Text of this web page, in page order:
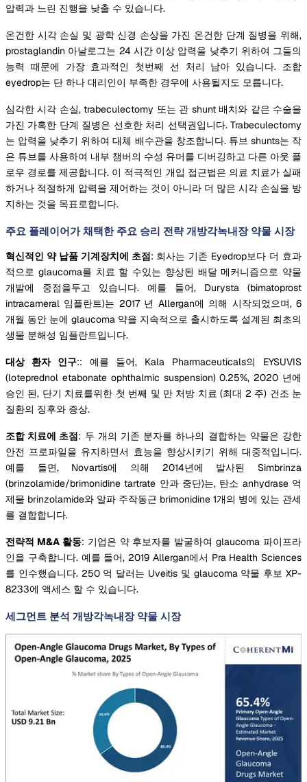
압력과 느린 진행을 낮출 수 있습니다.
온건한 시각 손실 및 광학 신경 손상을 가진 온건한 단계 질병을 위해,
prostaglandin 아날로그는 24 시간 이상 압력을 낮추기 위하여 그들의
능력 때문에 가장 효과적인 첫번째 선 처리 남아 있습니다. 조합
eyedrop는 단 하나 대리인이 부족한 경우에 사용될지도 모릅니다.
심각한 시각 손실, trabeculectomy 또는 관 shunt 배치와 같은 수술을
가진 가혹한 단계 질병은 선호한 처리 선택권입니다. Trabeculectomy
는 압력을 낮추기 위하여 대체 배수관을 창조합니다. 튜브 shunts는 작
은 튜브를 사용하여 내부 챔버의 수성 유머를 디버깅하고 다른 아웃 플
로우 경로를 제공합니다. 이 적극적인 개입 접근법은 의료 치료가 실패
하거나 적절하게 압력을 제어하는 것이 아니라 더 많은 시각 손실을 방
지하는 것을 목표로합니다.
주요 플레이어가 채택한 주요 승리 전략 개방각녹내장 약물 시장
혁신적인 약 납품 기계장치에 초점: 회사는 기존 Eyedrop보다 더 효과
적으로 glaucoma를 치료 할 수있는 향상된 배달 메커니즘으로 약물
개발에 중점을두고 있습니다. 예를 들어, Durysta (bimatoprost
intracameral 임플란트)는 2017 년 Allergan에 의해 시작되었으며, 6
개월 동안 눈에 glaucoma 약을 지속적으로 출시하도록 설계된 최초의
생물 분해성 임플란트입니다.
대상 환자 인구:: 예를 들어, Kala Pharmaceuticals의 EYSUVIS
(loteprednol etabonate ophthalmic suspension) 0.25%, 2020 년에
승인 된, 단기 치료를위한 첫 번째 및 만 처방 치료 (최대 2 주) 건조 눈
질환의 징후와 증상.
조합 치료에 초점: 두 개의 기존 분자를 하나의 결합하는 약물은 강한
안전 프로파일을 유지하면서 효능을 향상시키기 위해 대중적입니다.
예를 들면, Novartis에 의해 2014년에 발사된 Simbrinza
(brinzolamide/brimonidine tartrate 안과 중단)는, 탄소 anhydrase 억
제물 brinzolamide와 알파 주작동근 brimonidine 1개의 병에 있는 관세
를 결합합니다.
전략적 M&A 활동: 기업은 약 후보자를 발굴하여 glaucoma 파이프라
인을 구축합니다. 예를 들어, 2019 Allergan에서 Pra Health Sciences
를 인수했습니다. 250 억 달러는 Uveitis 및 glaucoma 약물 후보 XP-
8233에 액세스 할 수 있습니다.
세그먼트 분석 개방각녹내장 약물 시장